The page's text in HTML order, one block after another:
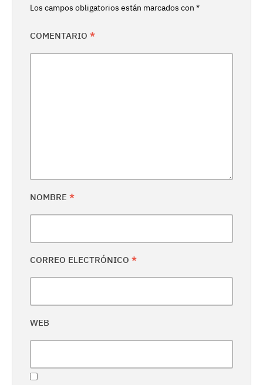
Los campos obligatorios están marcados con *
COMENTARIO *
NOMBRE *
CORREO ELECTRÓNICO *
WEB